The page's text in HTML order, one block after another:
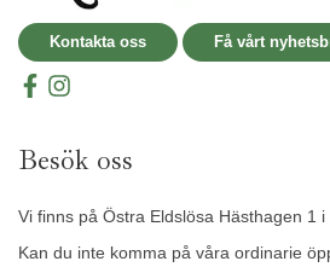
Kontakta oss Få vårt
Besök oss
Vi finns på Östra Eldslösa Hästhagen 1 i
Kan du inte komma på våra ordinarie